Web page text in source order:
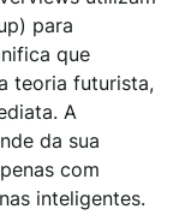
para
que
teoria futurista,
A
da sua
com
inteligentes.